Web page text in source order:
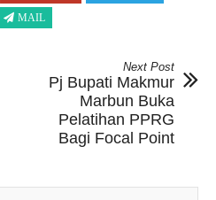
MAIL
Next Post
Pj Bupati Makmur
Marbun Buka
Pelatihan PPRG
Bagi Focal Point